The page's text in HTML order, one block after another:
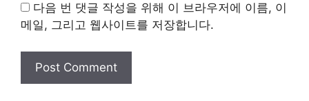
다음 번 댓글 작성을 위해 이 브라우저에 이름, 이
메일, 그리고 웹사이트를 저장합니다.